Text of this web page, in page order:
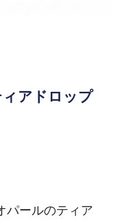
アドロップ
パールのティア